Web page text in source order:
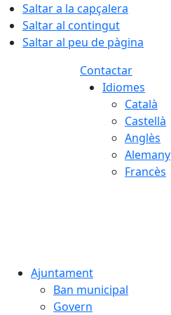
Saltar a la capçalera
Saltar al contingut
Saltar al peu de pàgina
Contactar
Idiomes
Català
Castellà
Anglès
Alemany
Francès
Ajuntament
Ban municipal
Govern